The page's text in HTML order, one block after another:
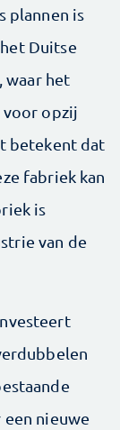
plannen is
Duitse
waar het
opzij
betekent dat
fabriek kan
is
van de
nieuwe